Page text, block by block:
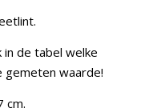
de tabel welke
gemeten waarde!
cm.